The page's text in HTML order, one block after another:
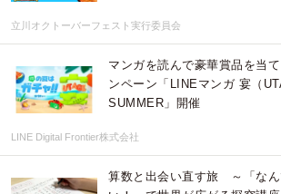
立川オクトーバーフェスト実行委員会
マンガを読んで豪華賞品を当
ンペーン「LINEマンガ 宴（
SUMMER」開催
LINE Digital Frontier株式会社
算数と出会い直す旅 ～「なん